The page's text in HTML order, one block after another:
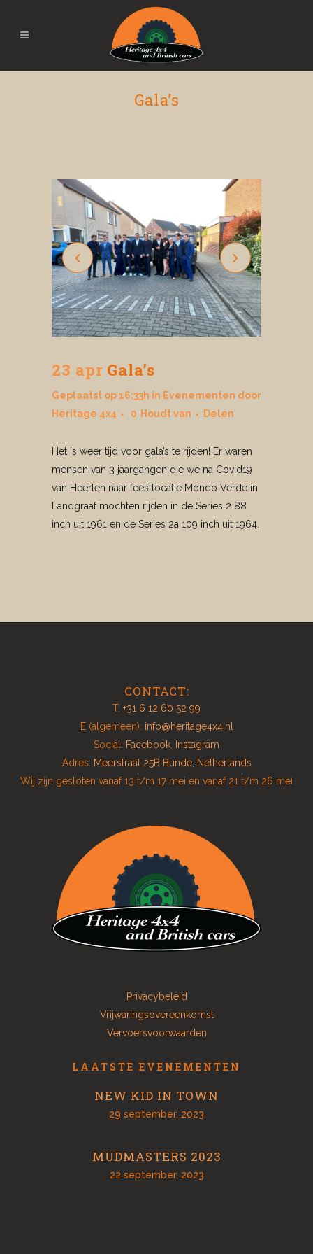
Gala’s
23 apr Gala’s
Geplaatst op 16:33h in Evenementen door
Heritage 4x4
0 Houdt van Delen
Het is weer tijd voor gala’s te rijden! Er waren
mensen van 3 jaargangen die we na Covid19
van Heerlen naar feestlocatie Mondo Verde in
Landgraaf mochten rijden in de Series 2 88
inch uit 1961 en de Series 2a 109 inch uit 1964.
CONTACT:
T: +31 6 12 60 52 99
E (algemeen): info@heritage4x4.nl
Social: Facebook
Instagram
Adres: Meerstraat 25B Bunde, Netherlands
Wij zijn gesloten vanaf 13 t/m 17 mei en vanaf 21 t/m 26 mei
Privacybeleid
Vrijwaringsovereenkomst
Vervoersvoorwaarden
LAATSTE EVENEMENTEN
NEW KID IN TOWN
29 september, 2023
MUDMASTERS 2023
22 september, 2023